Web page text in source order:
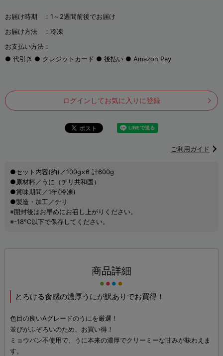
お届け時期 ： 1～2週間前後でお届け
お届け方法 ： 冷凍
お支払い方法：
代引き
クレジットカード 後払い Amazon Pay
ログインしてお気に入りに登録
ご利用ガイド
●セット内容(約)／100g×6 計600g
●原材料／うに（チリ共和国）
●賞味期間／1年(冷凍)
●製造・加工／チリ
※開封後はお早めにお召し上がりください。
※-18℃以下で保存してください。
商品詳細
とろける食感の濃厚うにが訳ありでお買得！
色目の良いAグレードのうにを厳選！
並びがふぞろいのため、お買い得！
ミョウバン不使用で、うに本来の濃厚でクリーミーな甘みが味わえま
す。